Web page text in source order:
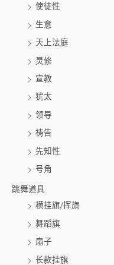
使徒性
生意
天上法庭
灵修
宣教
犹太
领导
祷告
先知性
号角
跳舞道具
横挂旗/挥旗
舞蹈旗
扇子
长款挂旗